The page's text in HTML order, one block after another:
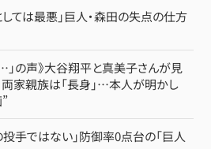
ては最悪」巨人・森田の失点の仕方
」の声》大谷翔平と真美子さんが見
家親族は「長身」…本人が明かし
手ではない」防御率0点台の「巨人